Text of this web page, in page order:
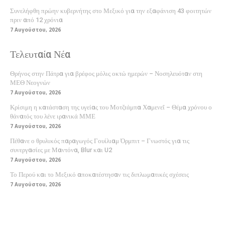
Συνελήφθη πρώην κυβερνήτης στο Μεξικό για την εξαφάνιση 43 φοιτητών
πριν από 12 χρόνια
7 Αυγούστου, 2026
Τελευταία Νέα
Θρήνος στην Πάτρα για βρέφος μόλις οκτώ ημερών – Νοσηλευόταν στη
ΜΕΘ Νεογνών
7 Αυγούστου, 2026
Κρίσιμη η κατάσταση της υγείας του Μοτζτάμπα Χαμενεΐ – Θέμα χρόνου ο
θάνατός του λένε ιρανικά ΜΜΕ
7 Αυγούστου, 2026
Πέθανε ο θρυλικός παραγωγός Γουίλιαμ Όρμπιτ – Γνωστός για τις
συνεργασίες με Μαντόνα, Blur και U2
7 Αυγούστου, 2026
Το Περού και το Μεξικό αποκατέστησαν τις διπλωματικές σχέσεις
7 Αυγούστου, 2026